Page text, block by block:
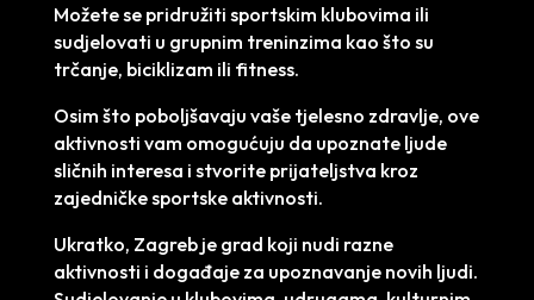
Možete se pridružiti sportskim klubovima ili
sudjelovati u grupnim treninzima kao što su
trčanje, biciklizam ili fitness.
Osim što poboljšavaju vaše tjelesno zdravlje, ove
aktivnosti vam omogućuju da upoznate ljude
sličnih interesa i stvorite prijateljstva kroz
zajedničke sportske aktivnosti.
Ukratko, Zagreb je grad koji nudi razne
aktivnosti i događaje za upoznavanje novih ljudi.